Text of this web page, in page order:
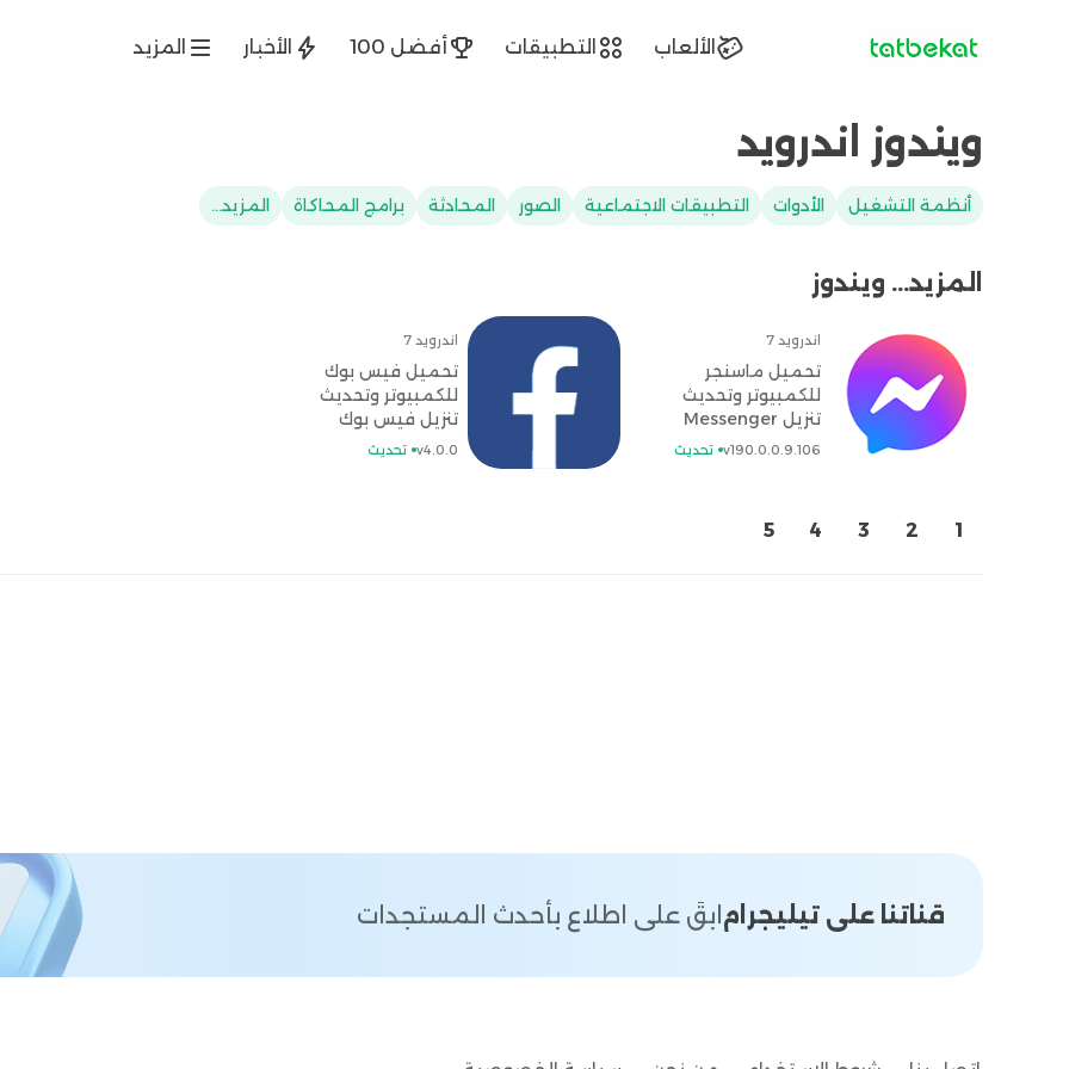
tatbekat.net الألعاب التطبيقات أفضل 100 الأخبار المزيد
ويندوز اندرويد
أنظمة التشغيل الأدوات التطبيقات الاجتماعية الصور المحادثة برامج المحاكاة المزيد...
المزيد... ويندوز
تحميل ماسنجر
للكمبيوتر وتحديث
تنزيل Messenger
for pc مجاناً
اندرويد 7
v190.0.0.9.106 تحديث
تحميل فيس بوك
للكمبيوتر وتحديث
تنزيل فيس بوك
للاندرويد مجاناً
اندرويد 7
v4.0.0 تحديث
1
2
3
4
5
قناتنا على تيليجرام ابقَ على اطلاع بأحدث المستجدات